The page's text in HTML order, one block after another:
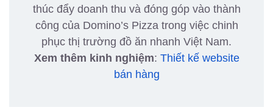
thúc đẩy doanh thu và đóng góp vào thành
công của Domino’s Pizza trong việc chinh
phục thị trường đồ ăn nhanh Việt Nam.
Xem thêm kinh nghiệm: Thiết kế website
bán hàng